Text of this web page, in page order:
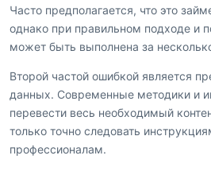
Часто предполагается, что это
однако при правильном подходе и
может быть выполнена за
Второй частой ошибкой является
данных. Современные методики и
перевести весь необходимый
только точно следовать
профессионалам.